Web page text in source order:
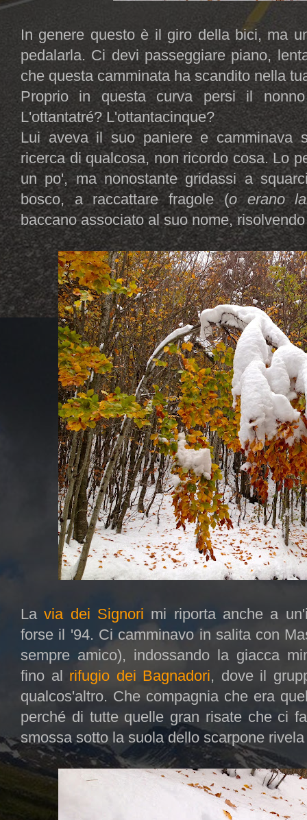
In genere questo è il giro della bici, ma
pedalarla. Ci devi passeggiare piano,
che questa camminata ha scandito nella
Proprio in questa curva persi il
L'ottantatré? L'ottantacinque?
Lui aveva il suo paniere e camminava
ricerca di qualcosa, non ricordo cosa. Lo
un po', ma nonostante gridassi a
bosco, a raccattare fragole (o erano
baccano associato al suo nome,
Lavia dei Signori mi riporta anche a
forse il '94. Ci camminavo in salita con
sempre amico), indossando la giacca
fino al rifugio dei Bagnadori, dove il
qualcos'altro. Che compagnia che era
perché di tutte quelle gran risate che ci
smossa sotto la suola dello scarpone